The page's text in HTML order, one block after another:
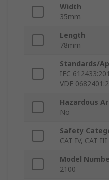
Width
35mm
Length
78mm
Standards/
IEC
VDE
Hazardous
No
Safety
CAT IV, CAT III
Model
2100